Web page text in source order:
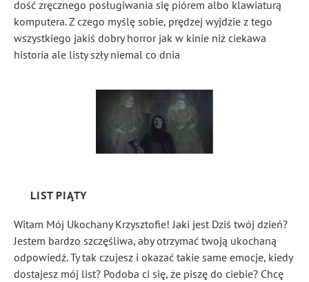
dość zręcznego posługiwania się piórem albo klawiaturą
komputera. Z czego myślę sobie, prędzej wyjdzie z tego
wszystkiego jakiś dobry horror jak w kinie niż ciekawa
historia ale listy szły niemal co dnia
LIST PIĄTY
Witam Mój Ukochany Krzysztofie! Jaki jest Dziś twój dzień?
Jestem bardzo szczęśliwa, aby otrzymać twoją ukochaną
odpowiedź. Ty tak czujesz i okazać takie same emocje, kiedy
dostajesz mój list? Podoba ci się, że piszę do ciebie? Chcę